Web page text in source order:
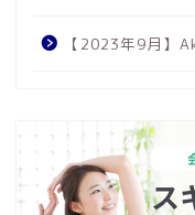
【2023年9月】